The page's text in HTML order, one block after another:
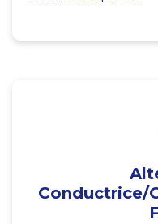
Conductrice/